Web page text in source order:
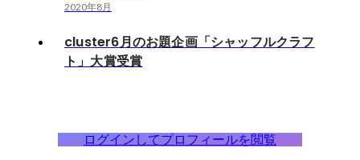
2020年8月
cluster6月のお題企画「シャッフルクラフ
ト」大賞受賞
ログインしてプロフィールを閲覧